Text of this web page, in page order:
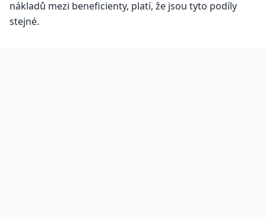
nákladů mezi beneficienty, platí, že jsou tyto podíly
stejné.